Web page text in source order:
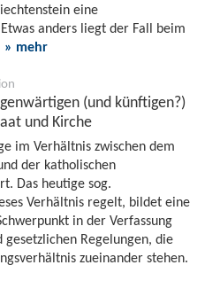
eine
anders liegt der Fall beim
» mehr
(und künftigen?)
und Kirche
im Verhältnis zwischen dem
der katholischen
Das heutige sog.
Verhältnis regelt, bildet eine
in der Verfassung
Regelungen, die
zueinander stehen.